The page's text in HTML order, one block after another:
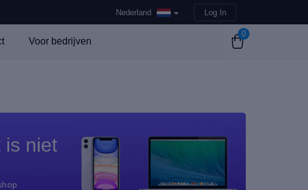
Nederland Log In
Voor bedrijven
0
is niet